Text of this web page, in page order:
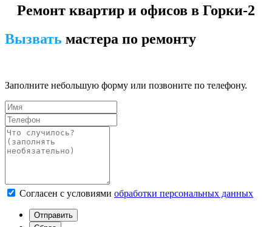
Ремонт квартир и офисов в Горки-2
Вызвать мастера по ремонту
Заполните небольшую форму или позвоните по телефону.
Согласен с условиями обработки персональных данных